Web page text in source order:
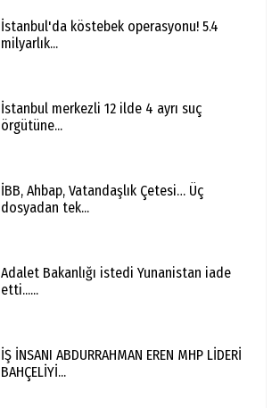
İstanbul'da köstebek operasyonu! 5.4
milyarlık...
İstanbul merkezli 12 ilde 4 ayrı suç
örgütüne...
İBB, Ahbap, Vatandaşlık Çetesi… Üç
dosyadan tek...
Adalet Bakanlığı istedi Yunanistan iade
etti......
İŞ İNSANI ABDURRAHMAN EREN MHP LİDERİ
BAHÇELİYİ...